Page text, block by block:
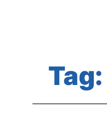
Tag: